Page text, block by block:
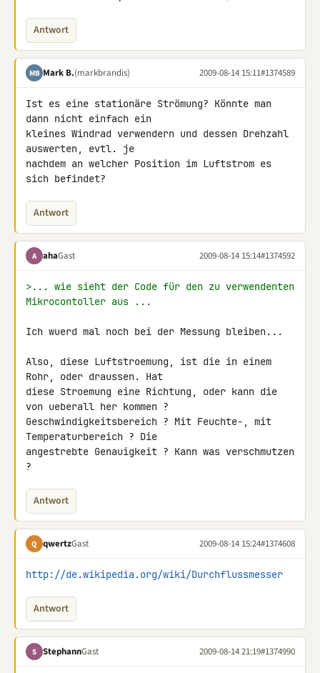
Antwort
MB Mark B.(markbrandis) 2009-08-14 15:11#1374589
Ist es eine stationäre Strömung? Könnte man
dann nicht einfach ein
kleines Windrad verwendern und dessen Drehzahl
auswerten, evtl. je
nachdem an welcher Position im Luftstrom es
sich befindet?
Antwort
A ahaGast 2009-08-14 15:14#1374592
>... wie sieht der Code für den zu verwendenten
Mikrocontoller aus ...
Ich wuerd mal noch bei der Messung bleiben...
Also, diese Luftstroemung, ist die in einem
Rohr, oder draussen. Hat
diese Stroemung eine Richtung, oder kann die
von ueberall her kommen ?
Geschwindigkeitsbereich ? Mit Feuchte-, mit
Temperaturbereich ? Die
angestrebte Genauigkeit ? Kann was verschmutzen
?
Antwort
Q qwertzGast 2009-08-14 15:24#1374608
http://de.wikipedia.org/wiki/Durchflussmesser
Antwort
S StephannGast 2009-08-14 21:19#1374990